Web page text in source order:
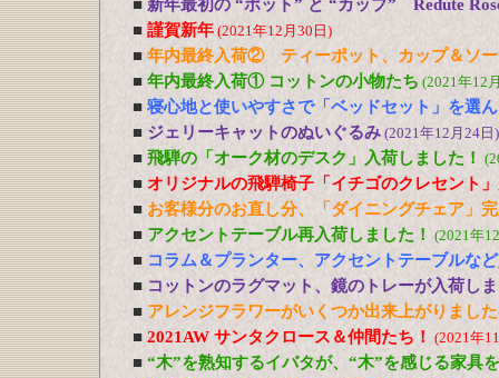
■ 新年最初の “ポット” と “カップ” Redute
■ 謹賀新年 (2021年12月30日)
■ 年内最終入荷② ティーポット、カップ＆ソー
■ 年内最終入荷① コットンの小物たち (2021年12
■ 寝心地と使いやすさで「ベッドセット」を選
■ ジェリーキャットのぬいぐるみ (2021年12月24日)
■ 飛騨の「オーク材のデスク」入荷しました！
■ オリジナルの飛騨椅子「イチゴのクレセント
■ お客様分のお直し分、「ダイニングチェア」
■ アクセントテーブル再入荷しました！ (2021年
■ コラム＆プランター、アクセントテーブルな
■ コットンのラグマット、鏡のトレーが入荷し
■ アレンジフラワーがいくつか出来上がりまし
■ 2021AW サンタクロース＆仲間たち！ (2021年
■ “木”を熟知するイバタが、“木”を感じる家具